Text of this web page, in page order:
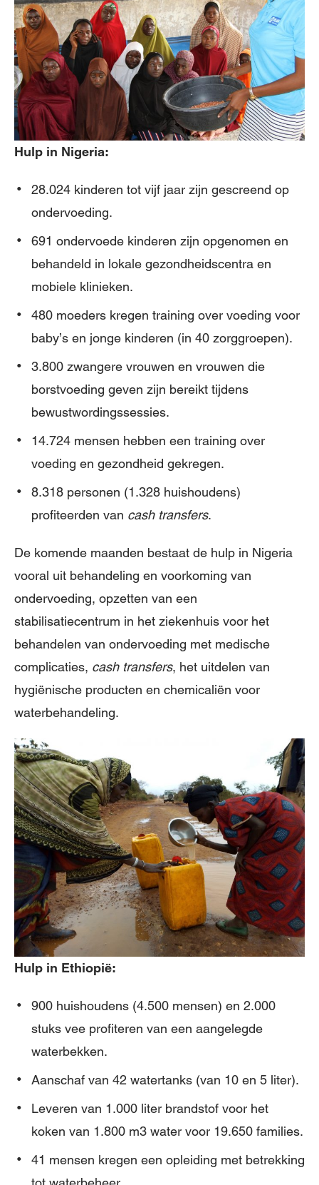
Hulp in Nigeria:
28.024 kinderen tot vijf jaar zijn gescreend op
ondervoeding.
691 ondervoede kinderen zijn opgenomen en
behandeld in lokale gezondheidscentra en
mobiele klinieken.
480 moeders kregen training over voeding voor
baby’s en jonge kinderen (in 40 zorggroepen).
3.800 zwangere vrouwen en vrouwen die
borstvoeding geven zijn bereikt tijdens
bewustwordingssessies.
14.724 mensen hebben een training over
voeding en gezondheid gekregen.
8.318 personen (1.328 huishoudens)
profiteerden van cash transfers.
De komende maanden bestaat de hulp in Nigeria
vooral uit behandeling en voorkoming van
ondervoeding, opzetten van een
stabilisatiecentrum in het ziekenhuis voor het
behandelen van ondervoeding met medische
complicaties, cash transfers, het uitdelen van
hygiënische producten en chemicaliën voor
waterbehandeling.
Hulp in Ethiopië:
900 huishoudens (4.500 mensen) en 2.000
stuks vee profiteren van een aangelegde
waterbekken.
Aanschaf van 42 watertanks (van 10 en 5 liter).
Leveren van 1.000 liter brandstof voor het
koken van 1.800 m3 water voor 19.650 families.
41 mensen kregen een opleiding met betrekking